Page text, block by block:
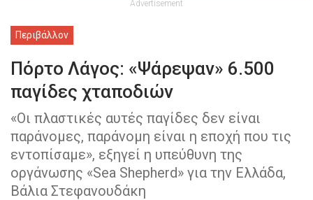
Advertisement
Περιβάλλον
Πόρτο Λάγος: «Ψάρεψαν» 6.500
παγίδες χταποδιών
«Οι πλαστικές αυτές παγίδες δεν είναι
παράνομες, παράνομη είναι η εποχή που τις
εντοπίσαμε», εξηγεί η υπεύθυνη της
οργάνωσης «Sea Shepherd» για την Ελλάδα,
Βάλια Στεφανουδάκη